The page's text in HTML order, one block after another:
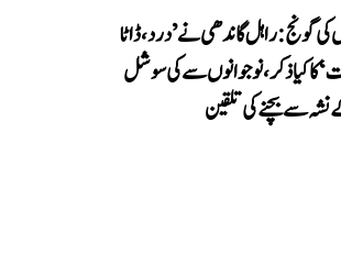
گونج: راہل گاندھی نے ’درد، ڈاٹا
کا کیا ذکر، نوجوانوں سے کی سوشل
نشہ سے بچنے کی تلقین